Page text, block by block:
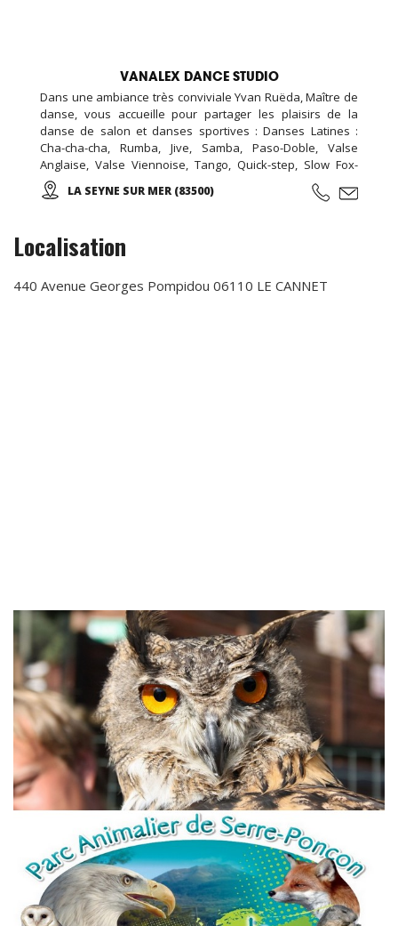
VANALEX DANCE STUDIO
Dans une ambiance très conviviale Yvan Ruëda, Maître de
danse, vous accueille pour partager les plaisirs de la
danse de salon et danses sportives : Danses Latines :
Cha-cha-cha, Rumba, Jive, Samba, Paso-Doble, Valse
Anglaise, Valse Viennoise, Tango, Quick-step, Slow Fox-
Trot, Valse, Charleston, Madison, Java, Country, Tango
Argentin, Meringué, Bachata, Mambo-Street, Rock - style :
la danse. Ses cours de danse sont destinés à tous, dès
d’un loisir ou compétiteur, préparation à l’ouverture de bal
de mariage… Un cours d’essai est offert pour tout
LA SEYNE SUR MER (83500)
Localisation
440 Avenue Georges Pompidou 06110 LE CANNET